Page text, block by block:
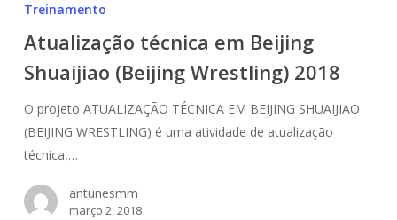
Beijing
Shuaijiao
(Beijing
Wrestling)
2018
Treinamento
Atualização técnica em Beijing
Shuaijiao (Beijing Wrestling) 2018
O projeto ATUALIZAÇÃO TÉCNICA EM BEIJING SHUAIJIAO
(BEIJING WRESTLING) é uma atividade de atualização
técnica,…
antunesmm
março 2, 2018